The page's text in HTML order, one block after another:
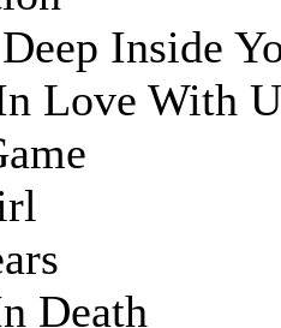
Inside
Love With
Death